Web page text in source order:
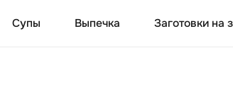
Супы Выпечка Заготовки на